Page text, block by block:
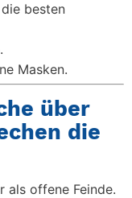
besten
Masken.
über
die
als offene Feinde.